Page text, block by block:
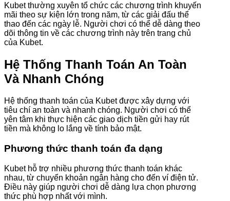
Kubet thường xuyên tổ chức các chương trình khuyến
mãi theo sự kiện lớn trong năm, từ các giải đấu thể
thao đến các ngày lễ. Người chơi có thể dễ dàng theo
dõi thông tin về các chương trình này trên trang chủ
của Kubet.
Hệ Thống Thanh Toán An Toàn
Và Nhanh Chóng
Hệ thống thanh toán của Kubet được xây dựng với
tiêu chí an toàn và nhanh chóng. Người chơi có thể
yên tâm khi thực hiện các giao dịch tiền gửi hay rút
tiền mà không lo lắng về tính bảo mật.
Phương thức thanh toán đa dạng
Kubet hỗ trợ nhiều phương thức thanh toán khác
nhau, từ chuyển khoản ngân hàng cho đến ví điện tử.
Điều này giúp người chơi dễ dàng lựa chọn phương
thức phù hợp nhất với mình.